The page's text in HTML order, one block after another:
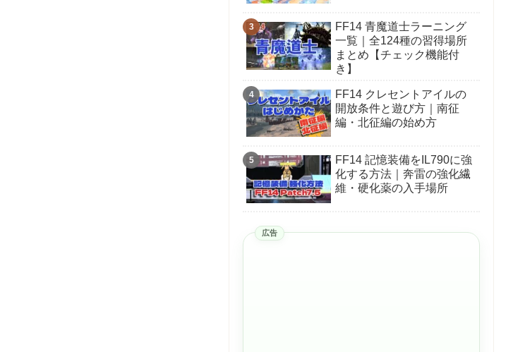
FF14 青魔道士ラーニング
一覧｜全124種の習得場所
まとめ【チェック機能付
き】
FF14 クレセントアイルの
開放条件と遊び方｜南征
編・北征編の始め方
FF14 記憶装備をIL790に強
化する方法｜奔雷の強化繊
維・硬化薬の入手場所
広告